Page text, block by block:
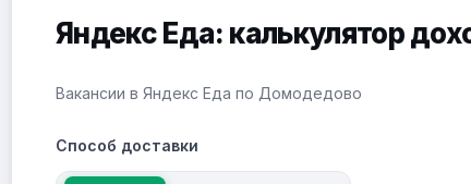
Яндекс Еда: калькулятор
Вакансии в Яндекс Еда по Домодедово
Способ доставки